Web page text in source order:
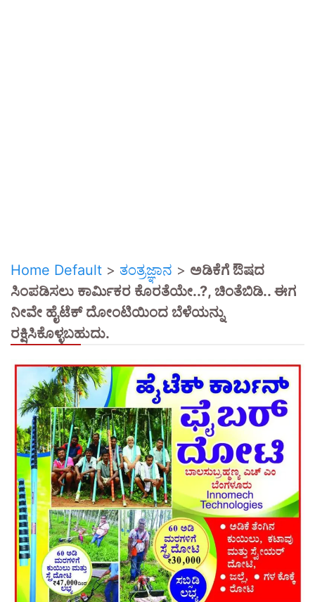
Home Default > ತಂತ್ರಜ್ಞಾನ > ಅಡಿಕೆಗೆ ಔಷದ
ಸಿಂಪಡಿಸಲು ಕಾರ್ಮಿಕರ ಕೊರತೆಯೇ..?, ಚಿಂತೆಬಿಡಿ.. ಈಗ
ನೀವೇ ಹೈಟೆಕ್ ದೋಂಟಿಯಿಂದ ಬೆಳೆಯನ್ನು
ರಕ್ಷಿಸಿಕೊಳ್ಳಬಹುದು.